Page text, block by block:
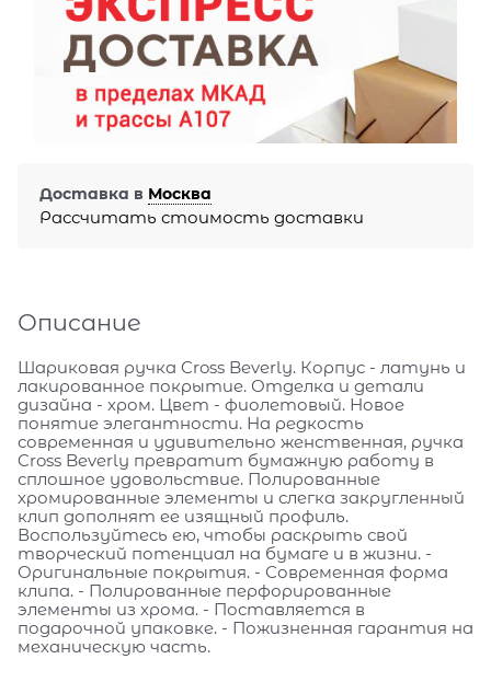
Доставка в Москва
Рассчитать стоимость доставки
Описание
Шариковая ручка Cross Beverly. Корпус - латунь и
лакированное покрытие. Отделка и детали
дизайна - хром. Цвет - фиолетовый. Новое
понятие элегантности. На редкость
современная и удивительно женственная, ручка
Cross Beverly превратит бумажную работу в
сплошное удовольствие. Полированные
хромированные элементы и слегка закругленный
клип дополнят ее изящный профиль.
Воспользуйтесь ею, чтобы раскрыть свой
творческий потенциал на бумаге и в жизни. -
Оригинальные покрытия. - Современная форма
клипа. - Полированные перфорированные
элементы из хрома. - Поставляется в
подарочной упаковке. - Пожизненная гарантия на
механическую часть.